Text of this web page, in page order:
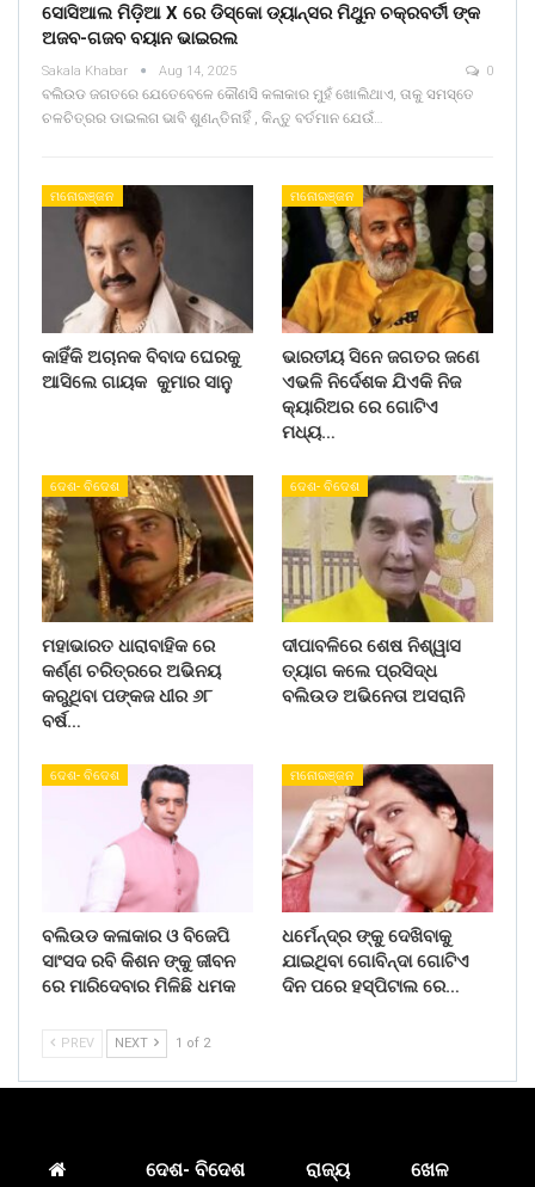
ସୋସିଆଲ ମିଡ଼ିଆ X ରେ ଡିସ୍କୋ ଡ୍ୟାନ୍ସର ମିଥୁନ ଚକ୍ରବର୍ତୀ ଙ୍କ
ଅଜବ-ଗଜବ ବୟାନ ଭାଇରଲ
Sakala Khabar Aug 14, 2025 0
ବଲିଉଡ ଜଗତରେ ଯେତେବେଳେ କୌଣସି କଳାକାର ମୁହଁ ଖୋଲିଥାଏ, ତାକୁ ସମସ୍ତେ
ଚଳଚିତ୍ରର ଡାଇଲଗ ଭାବି ଶୁଣନ୍ତିନାହିଁ , କିନ୍ତୁ ବର୍ତମାନ ଯେଉଁ…
ମନୋରଞ୍ଜନ
କାହିଁକି ଅଚାନକ ବିବାଦ ଘେରକୁ
ଆସିଲେ ଗାୟକ କୁମାର ସାନୁ
ମନୋରଞ୍ଜନ
ଭାରତୀୟ ସିନେ ଜଗତର ଜଣେ
ଏଭଳି ନିର୍ଦେଶକ ଯିଏକି ନିଜ
କ୍ୟାରିଅର ରେ ଗୋଟିଏ
ମଧ୍ୟ…
ଦେଶ- ବିଦେଶ
ମହାଭାରତ ଧାରାବାହିକ ରେ
କର୍ଣ୍ଣ ଚରିତ୍ରରେ ଅଭିନୟ
କରୁଥିବା ପଙ୍କଜ ଧୀର ୬୮
ବର୍ଷ…
ଦେଶ- ବିଦେଶ
ଦୀପାବଳିରେ ଶେଷ ନିଶ୍ୱାସ
ତ୍ୟାଗ କଲେ ପ୍ରସିଦ୍ଧ
ବଲିଉଡ ଅଭିନେତା ଅସରାନି
ଦେଶ- ବିଦେଶ
ବଲିଉଡ କଳାକାର ଓ ବିଜେପି
ସାଂସଦ ରବି କିଶନ ଙ୍କୁ ଜୀବନ
ରେ ମାରିଦେବାର ମିଳିଛି ଧମକ
ମନୋରଞ୍ଜନ
ଧର୍ମେନ୍ଦ୍ର ଙ୍କୁ ଦେଖିବାକୁ
ଯାଇଥିବା ଗୋବିନ୍ଦା ଗୋଟିଏ
ଦିନ ପରେ ହସ୍ପିଟାଲ ରେ…
PREV NEXT 1 of 2
ଦେଶ- ବିଦେଶ ରାଜ୍ୟ ଖେଳ